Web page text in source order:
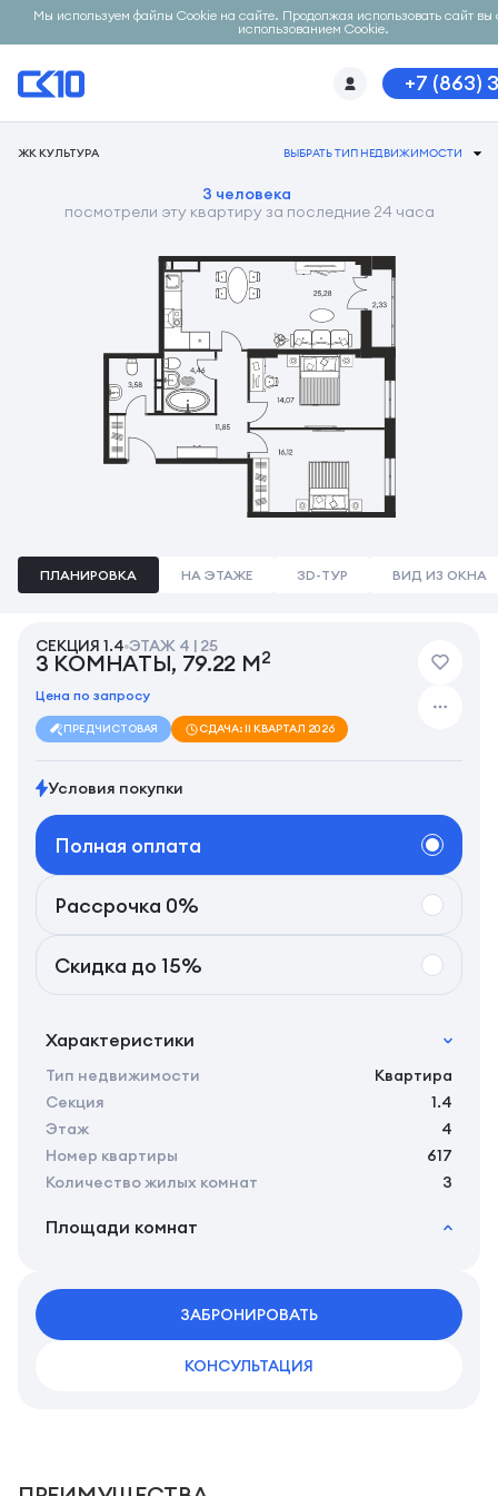
Мы используем файлы Cookie на сайте. Продолжая использовать сайт вы
использованием Cookie.
+7 (863)
ЖК КУЛЬТУРА ВЫБРАТЬ ТИП НЕДВИЖИМОСТИ
3 человека
посмотрели эту квартиру за последние 24 часа
ПЛАНИРОВКА НА ЭТАЖЕ 3D-ТУР ВИД ИЗ ОКНА
СЕКЦИЯ 1.4 ЭТАЖ 4 | 25
3 КОМНАТЫ, 79.22 М2
Цена по запросу
ПРЕДЧИСТОВАЯ СДАЧА: II КВАРТАЛ 2026
Условия покупки
Полная оплата
Рассрочка 0%
Скидка до 15%
Характеристики
Тип недвижимости
Квартира
Секция
1.4
Этаж
4
Номер квартиры
617
Количество жилых комнат
3
Площади комнат
Жилая площадь 76.61 м
Площадь комнат // м2
ЗАБРОНИРОВАТЬ
КОНСУЛЬТАЦИЯ